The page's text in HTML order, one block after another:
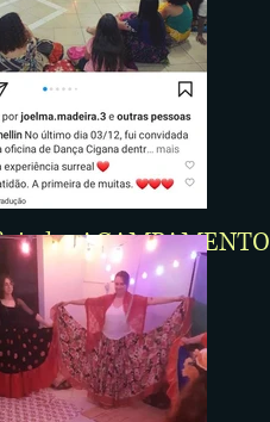
ACAMPAMENTO
- 2021